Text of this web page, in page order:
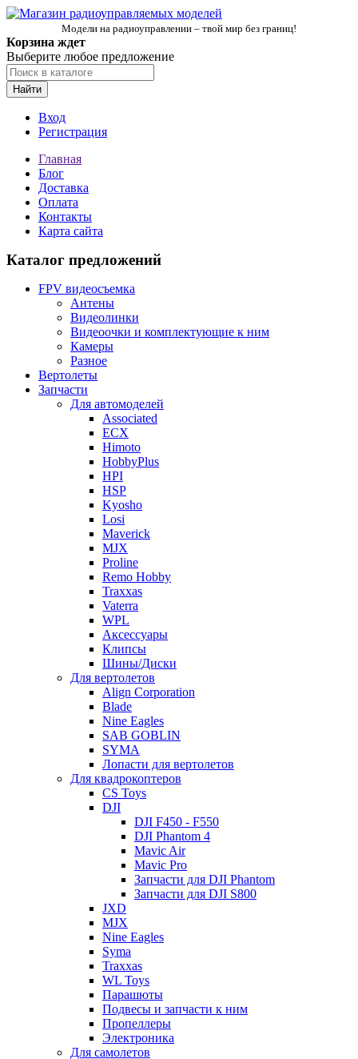
Модели на радиоуправлении – твой мир без границ!
Корзина ждет
Выберите любое предложение
Найти
Вход
Регистрация
Главная
Блог
Доставка
Оплата
Контакты
Карта сайта
Каталог предложений
FPV видеосъемка
Антены
Видеолинки
Видеоочки и комплектующие к ним
Камеры
Разное
Вертолеты
Запчасти
Для автомоделей
Associated
ECX
Himoto
HobbyPlus
HPI
HSP
Kyosho
Losi
Maverick
MJX
Proline
Remo Hobby
Traxxas
Vaterra
WPL
Аксессуары
Клипсы
Шины/Диски
Для вертолетов
Align Corporation
Blade
Nine Eagles
SAB GOBLIN
SYMA
Лопасти для вертолетов
Для квадрокоптеров
CS Toys
DJI
DJI F450 - F550
DJI Phantom 4
Mavic Air
Mavic Pro
Запчасти для DJI Phantom
Запчасти для DJI S800
JXD
MJX
Nine Eagles
Syma
Traxxas
WL Toys
Парашюты
Подвесы и запчасти к ним
Пропеллеры
Электроника
Для самолетов